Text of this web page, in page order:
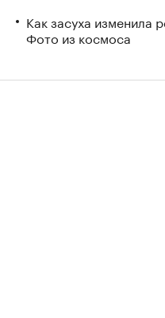
Как засуха изменила
Фото из космоса